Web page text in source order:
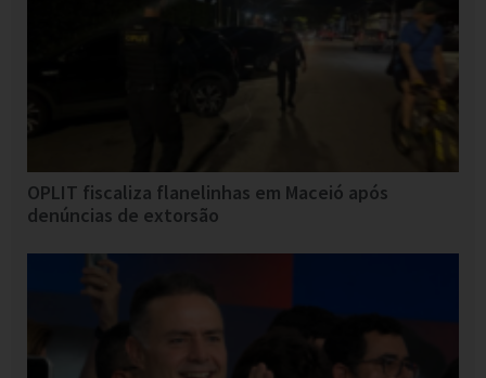
OPLIT fiscaliza flanelinhas em Maceió após
denúncias de extorsão